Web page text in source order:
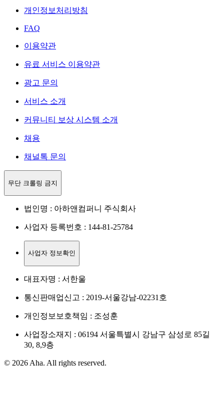
개인정보처리방침
FAQ
이용약관
유료 서비스 이용약관
광고 문의
서비스 소개
커뮤니티 보상 시스템 소개
채용
채널톡 문의
무단 크롤링 금지
법인명 : 아하앤컴퍼니 주식회사
사업자 등록번호 : 144-81-25784
사업자 정보확인
대표자명 : 서한울
통신판매업신고 : 2019-서울강남-02231호
개인정보보호책임 : 조성훈
사업장소재지 : 06194 서울특별시 강남구 삼성로 85길
30, 8,9층
© 2026 Aha. All rights reserved.